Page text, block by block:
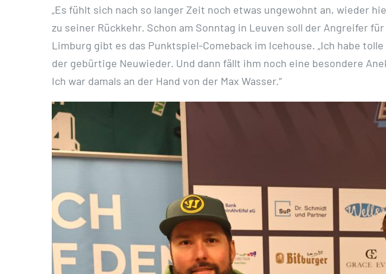
„Es fühlt sich nach so langer Zeit noch etwas ungewohnt an, wieder
zu seiner Rückkehr. Schon am Sonntag in Leuven soll der Angreifer
Limburg gibt es das Punktspiel-Comeback im Icehouse. „Ich habe
der gebürtige Neuwieder. Und dann fällt ihm noch eine besondere
Ich war damals an der Hand von der Max Wasser.“